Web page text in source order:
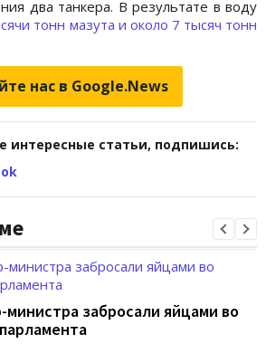
два танкера. В результате в воду
тонн мазута и около 7 тысяч тонн
нас в Google.News
интересные статьи, подпишись:
министра забросали яйцами во